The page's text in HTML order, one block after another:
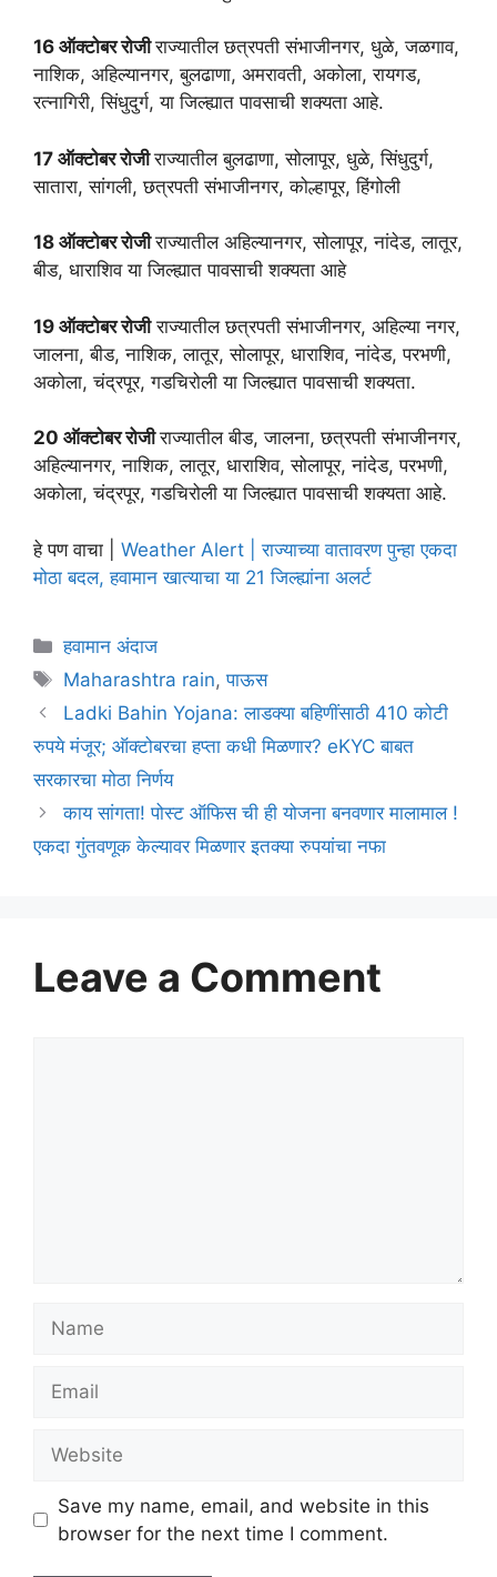
16 ऑक्टोबर रोजीराज्यातील छत्रपती संभाजीनगर, धुळे, जळगाव,
नाशिक, अहिल्यानगर, बुलढाणा, अमरावती, अकोला, रायगड,
रत्नागिरी, सिंधुदुर्ग, या जिल्ह्यात पावसाची शक्यता आहे.
17 ऑक्टोबर रोजीराज्यातील बुलढाणा, सोलापूर, धुळे, सिंधुदुर्ग,
सातारा, सांगली, छत्रपती संभाजीनगर, कोल्हापूर, हिंगोली
18 ऑक्टोबर रोजीराज्यातील अहिल्यानगर, सोलापूर, नांदेड, लातूर,
बीड, धाराशिव या जिल्ह्यात पावसाची शक्‍यता आहे
19 ऑक्टोबर रोजीराज्यातील छत्रपती संभाजीनगर, अहिल्या नगर,
जालना, बीड, नाशिक, लातूर, सोलापूर, धाराशिव, नांदेड, परभणी,
अकोला, चंद्रपूर, गडचिरोली या जिल्ह्यात पावसाची शक्यता.
20 ऑक्टोबर रोजीराज्यातील बीड, जालना, छत्रपती संभाजीनगर,
अहिल्यानगर, नाशिक, लातूर, धाराशिव, सोलापूर, नांदेड, परभणी,
अकोला, चंद्रपूर, गडचिरोली या जिल्ह्यात पावसाची शक्‍यता आहे.
हे पण वाचा | Weather Alert | राज्याच्या वातावरण पुन्हा एकदा
मोठा बदल, हवामान खात्याचा या 21 जिल्ह्यांना अलर्ट
Categories
हवामान अंदाज
Tags
Maharashtra rain,पाऊस
Ladki Bahin Yojana: लाडक्या बहिणींसाठी 410 कोटी
रुपये मंजूर; ऑक्टोबरचा हप्ता कधी मिळणार? eKYC बाबत
सरकारचा मोठा निर्णय
काय सांगता! पोस्ट ऑफिस ची ही योजना बनवणार मालामाल !
एकदा गुंतवणूक केल्यावर मिळणार इतक्या रुपयांचा नफा
Leave a Comment
Save my name, email, and website in this
browser for the next time I comment.